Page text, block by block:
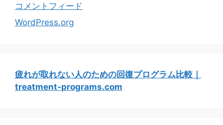
コメントフィード
WordPress.org
疲れが取れない人のための回復プログラム比較｜
treatment-programs.com